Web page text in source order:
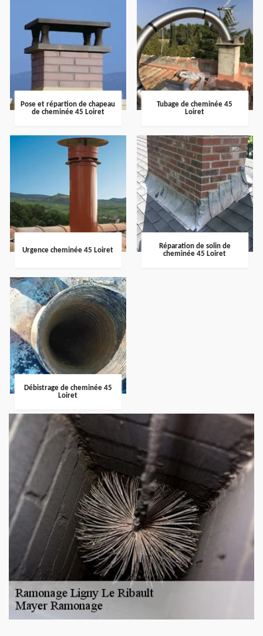
Pose et répartion de chapeau
de cheminée 45 Loiret
Tubage de cheminée 45
Loiret
Urgence cheminée 45 Loiret
Réparation de solin de
cheminée 45 Loiret
Débistrage de cheminée 45
Loiret